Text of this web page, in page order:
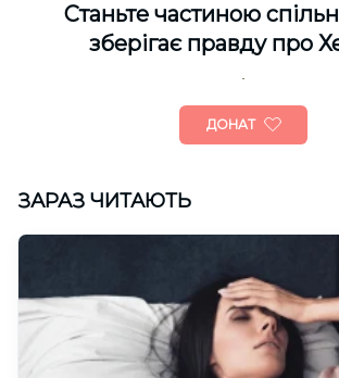
Cтаньте частиною
зберігає правду про
ДОНАТ
ЗАРАЗ ЧИТАЮТЬ